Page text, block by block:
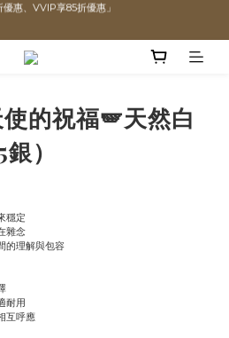
單享更優惠價格！！
的祝福🪽天然白
）
穩定
雜念
的理解與包容
耐用
互呼應